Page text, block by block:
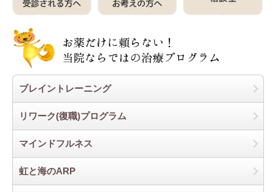
ブレイントレーニング
リワーク(復職)プログラム
マインドフルネス
虹と海のARP